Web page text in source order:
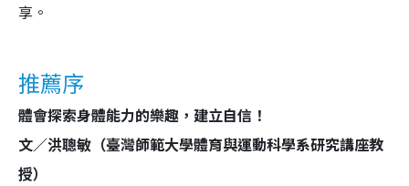
享。
推薦序
體會探索身體能力的樂趣，建立自信！
文／洪聰敏（臺灣師範大學體育與運動科學系研究講座教
授）